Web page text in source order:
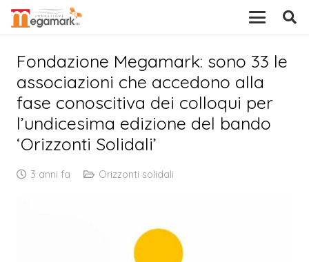
Fondazione Megamark: sono 33 le
associazioni che accedono alla
fase conoscitiva dei colloqui per
l’undicesima edizione del bando
‘Orizzonti Solidali’
3 anni fa Orizzonti solidali